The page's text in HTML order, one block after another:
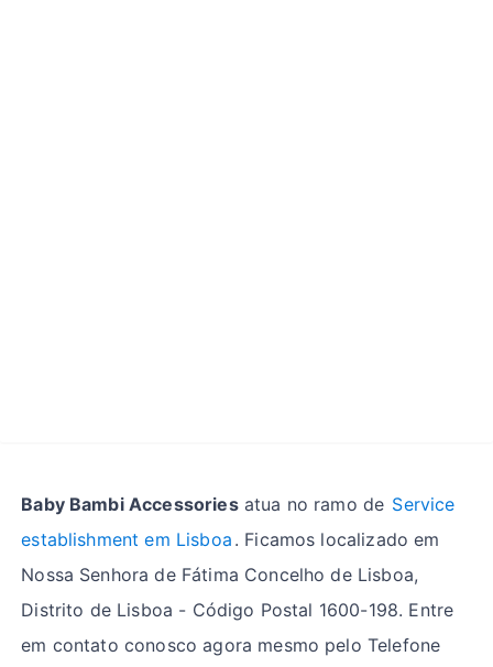
Baby Bambi Accessoriesatua no ramo de Service
establishment em Lisboa . Ficamos localizado em
Nossa Senhora de Fátima Concelho de Lisboa,
Distrito de Lisboa - Código Postal 1600-198. Entre
em contato conosco agora mesmo pelo Telefone